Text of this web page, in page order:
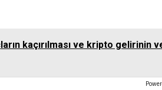
kaçırılması ve kripto gelirinin